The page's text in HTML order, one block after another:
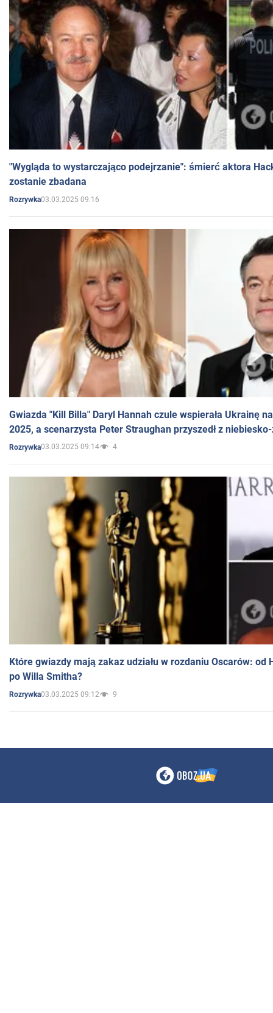
"Wygląda to wystarczająco podejrzanie": śmierć aktora
zostanie zbadana
Rozrywka03.03.2025 09:16
Gwiazda "Kill Billa" Daryl Hannah czule wspierała Ukrainę
2025, a scenarzysta Peter Straughan przyszedł z
Rozrywka03.03.2025 09:14 4
Które gwiazdy mają zakaz udziału w rozdaniu Oscarów: od
po Willa Smitha?
Rozrywka03.03.2025 09:12 9